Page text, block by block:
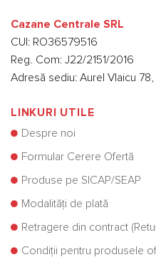
Cazane Centrale SRL
CUI: RO36579516
Reg. Com: J22/2151/2016
Adresă sediu: Aurel Vlaicu 78,
LINKURI UTILE
Despre noi
Formular Cerere Ofertă
Produse pe SICAP/SEAP
Modalități de plată
Retragere din contract
Condiții pentru produsele